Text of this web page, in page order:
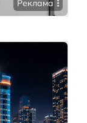
Реклама